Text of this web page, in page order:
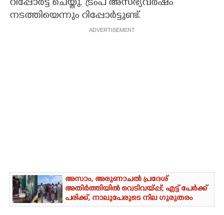
റിപ്പോർട്ട് ചെയ്തു. ട്രംപ് അസഭ്യവർഷം
നടത്തിയെന്നും റിപ്പോർട്ടുണ്ട്.
ADVERTISEMENT
അസാം, അരുണാചൽ പ്രദേശ്
അതിർത്തിയിൽ വെടിവയ്പ്പ്; എട്ട് പേർക്ക്
പരിക്ക്, നാലുപേരുടെ നില ഗുരുതരം